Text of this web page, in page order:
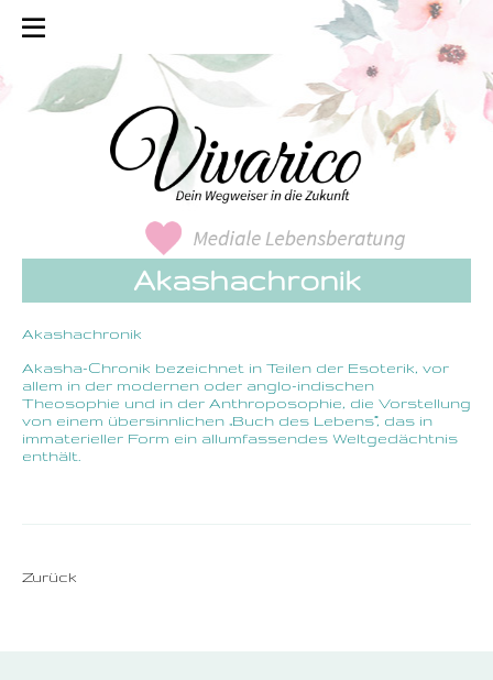
Akashachronik
Akashachronik
Akasha-Chronik bezeichnet in Teilen der Esoterik, vor
allem in der modernen oder anglo-indischen
Theosophie und in der Anthroposophie, die Vorstellung
von einem übersinnlichen „Buch des Lebens“, das in
immaterieller Form ein allumfassendes Weltgedächtnis
enthält.
Zurück